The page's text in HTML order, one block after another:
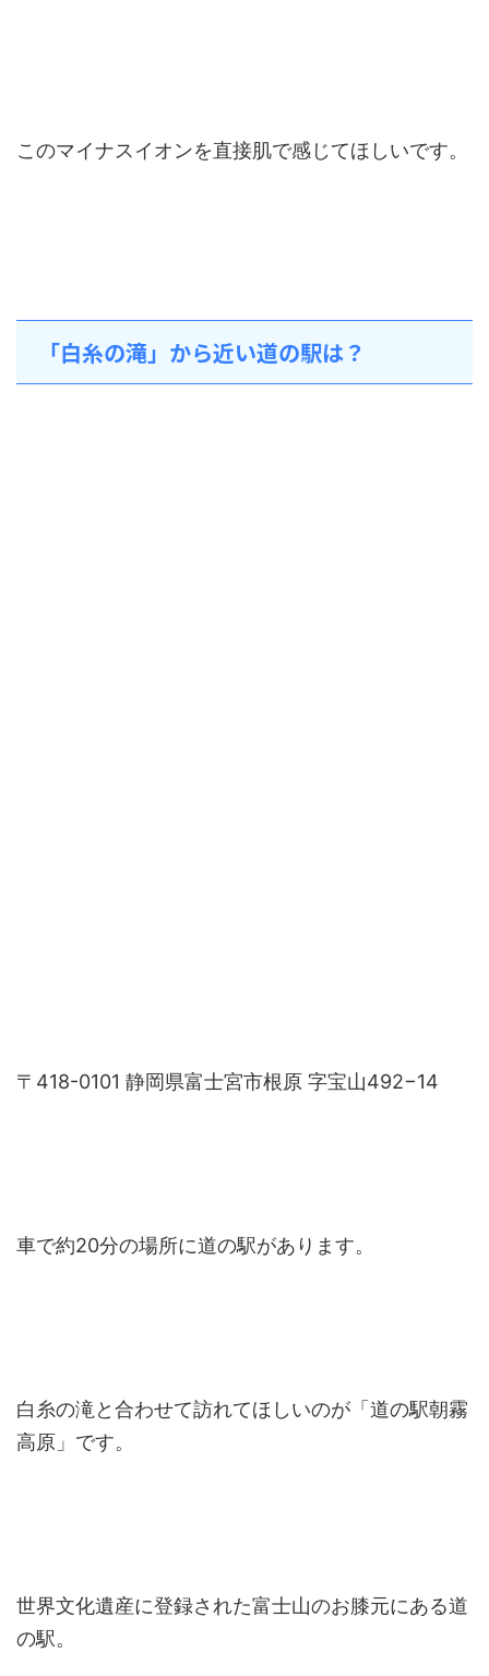
このマイナスイオンを直接肌で感じてほしいです。
「白糸の滝」から近い道の駅は？
〒418-0101 静岡県富士宮市根原 字宝山492−14
車で約20分の場所に道の駅があります。
白糸の滝と合わせて訪れてほしいのが「道の駅朝霧
高原」です。
世界文化遺産に登録された富士山のお膝元にある道
の駅。